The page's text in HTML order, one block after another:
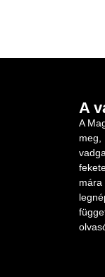
A
A
meg,
mára